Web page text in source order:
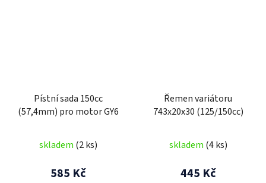
Pístní sada 150cc
(57,4mm) pro motor GY6
skladem (2 ks)
585 Kč
Řemen variátoru
743x20x30 (125/150cc)
skladem (4 ks)
445 Kč